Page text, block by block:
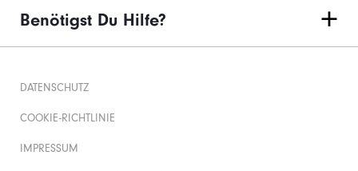
Benötigst Du Hilfe?
DATENSCHUTZ
COOKIE-RICHTLINIE
IMPRESSUM